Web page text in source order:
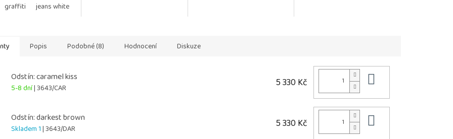
graffiti jeans white
Popis Podobné (8) Hodnocení Diskuze
Odstín: caramel kiss
5-8 dní| 3643/CAR 5 330 Kč
Odstín: darkest brown
Skladem 1| 3643/DAR 5 330 Kč